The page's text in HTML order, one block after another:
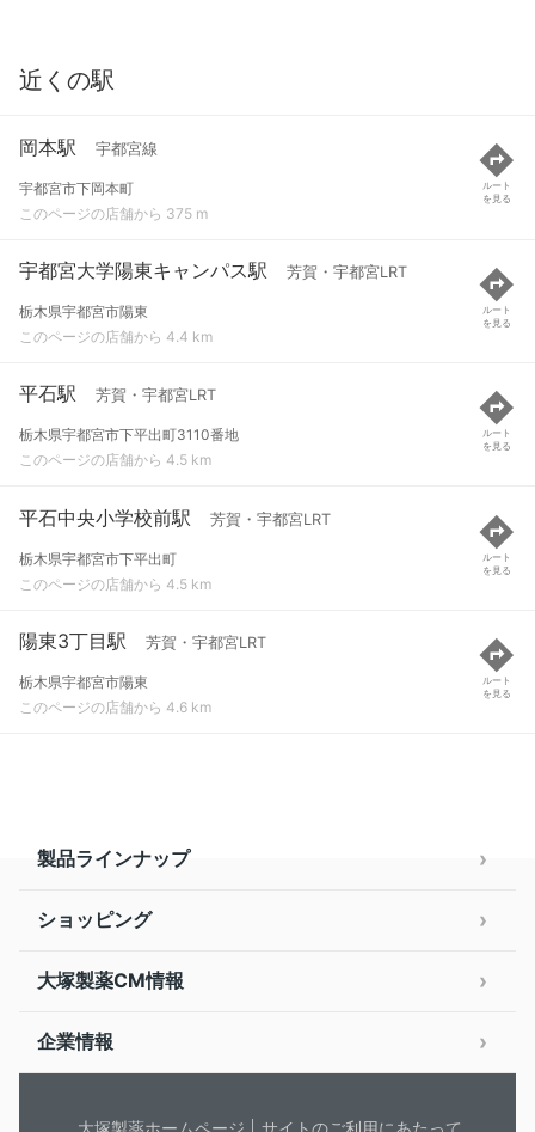
近くの駅
岡本駅 宇都宮線
宇都宮市下岡本町
このページの店舗から 375 m
ルート
を見る
宇都宮大学陽東キャンパス駅 芳賀・宇都宮LRT
栃木県宇都宮市陽東
このページの店舗から 4.4 km
ルート
を見る
平石駅 芳賀・宇都宮LRT
栃木県宇都宮市下平出町3110番地
このページの店舗から 4.5 km
ルート
を見る
平石中央小学校前駅 芳賀・宇都宮LRT
栃木県宇都宮市下平出町
このページの店舗から 4.5 km
ルート
を見る
陽東3丁目駅 芳賀・宇都宮LRT
栃木県宇都宮市陽東
このページの店舗から 4.6 km
ルート
を見る
製品ラインナップ
ショッピング
大塚製薬CM情報
企業情報